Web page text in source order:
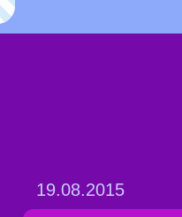
19.08.2015